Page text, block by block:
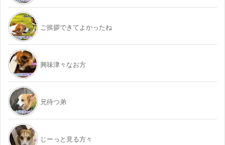
ご挨拶できてよかったね
興味津々なお方
兄待つ弟
じーっと見る方々